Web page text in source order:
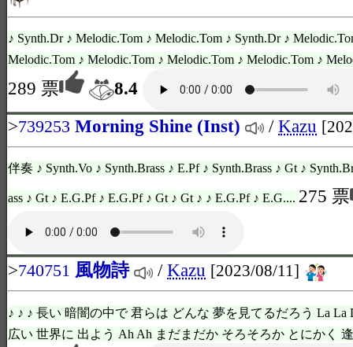
♪ Synth.Dr ♪ Melodic.Tom ♪ Melodic.Tom ♪ Synth.Dr ♪
Melodic.Tom ♪ Melodic.Tom ♪ Melodic.Tom ♪ Melodic.Tom ♪
289 票
8.4
>739253 Morning Shine (Inst) /Kazu
伴奏 ♪ Synth.Vo ♪ Synth.Brass ♪ E.Pf ♪ Synth.Brass ♪ Gt ♪
ass ♪ Gt ♪ E.G.Pf ♪ E.G.Pf ♪ Gt ♪ Gt ♪ ♪ E.G.Pf ♪ E.G.... 275 票
>740751 風物詩 /Kazu [2023/08/11]
♪ ♪ ♪ 長い 暗闇の中で 君らは どんな 夢を見てるだろう La La
広い 世界に 出よう Ah Ah まだまだか そろそろか とにかく